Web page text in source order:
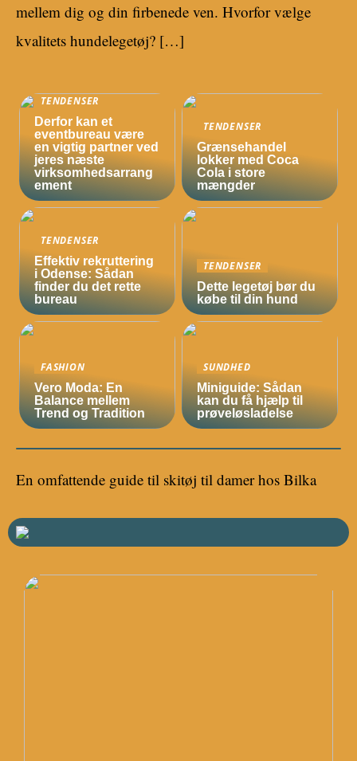
mellem dig og din firbenede ven. Hvorfor vælge
kvalitets hundelegetøj? […]
TENDENSER
Derfor kan et
eventbureau være
en vigtig partner ved
jeres næste
virksomhedsarrang
ement
TENDENSER
Grænsehandel
lokker med Coca
Cola i store
mængder
TENDENSER
Effektiv rekruttering
i Odense: Sådan
finder du det rette
bureau
TENDENSER
Dette legetøj bør du
købe til din hund
FASHION
Vero Moda: En
Balance mellem
Trend og Tradition
SUNDHED
Miniguide: Sådan
kan du få hjælp til
prøveløsladelse
En omfattende guide til skitøj til damer hos Bilka